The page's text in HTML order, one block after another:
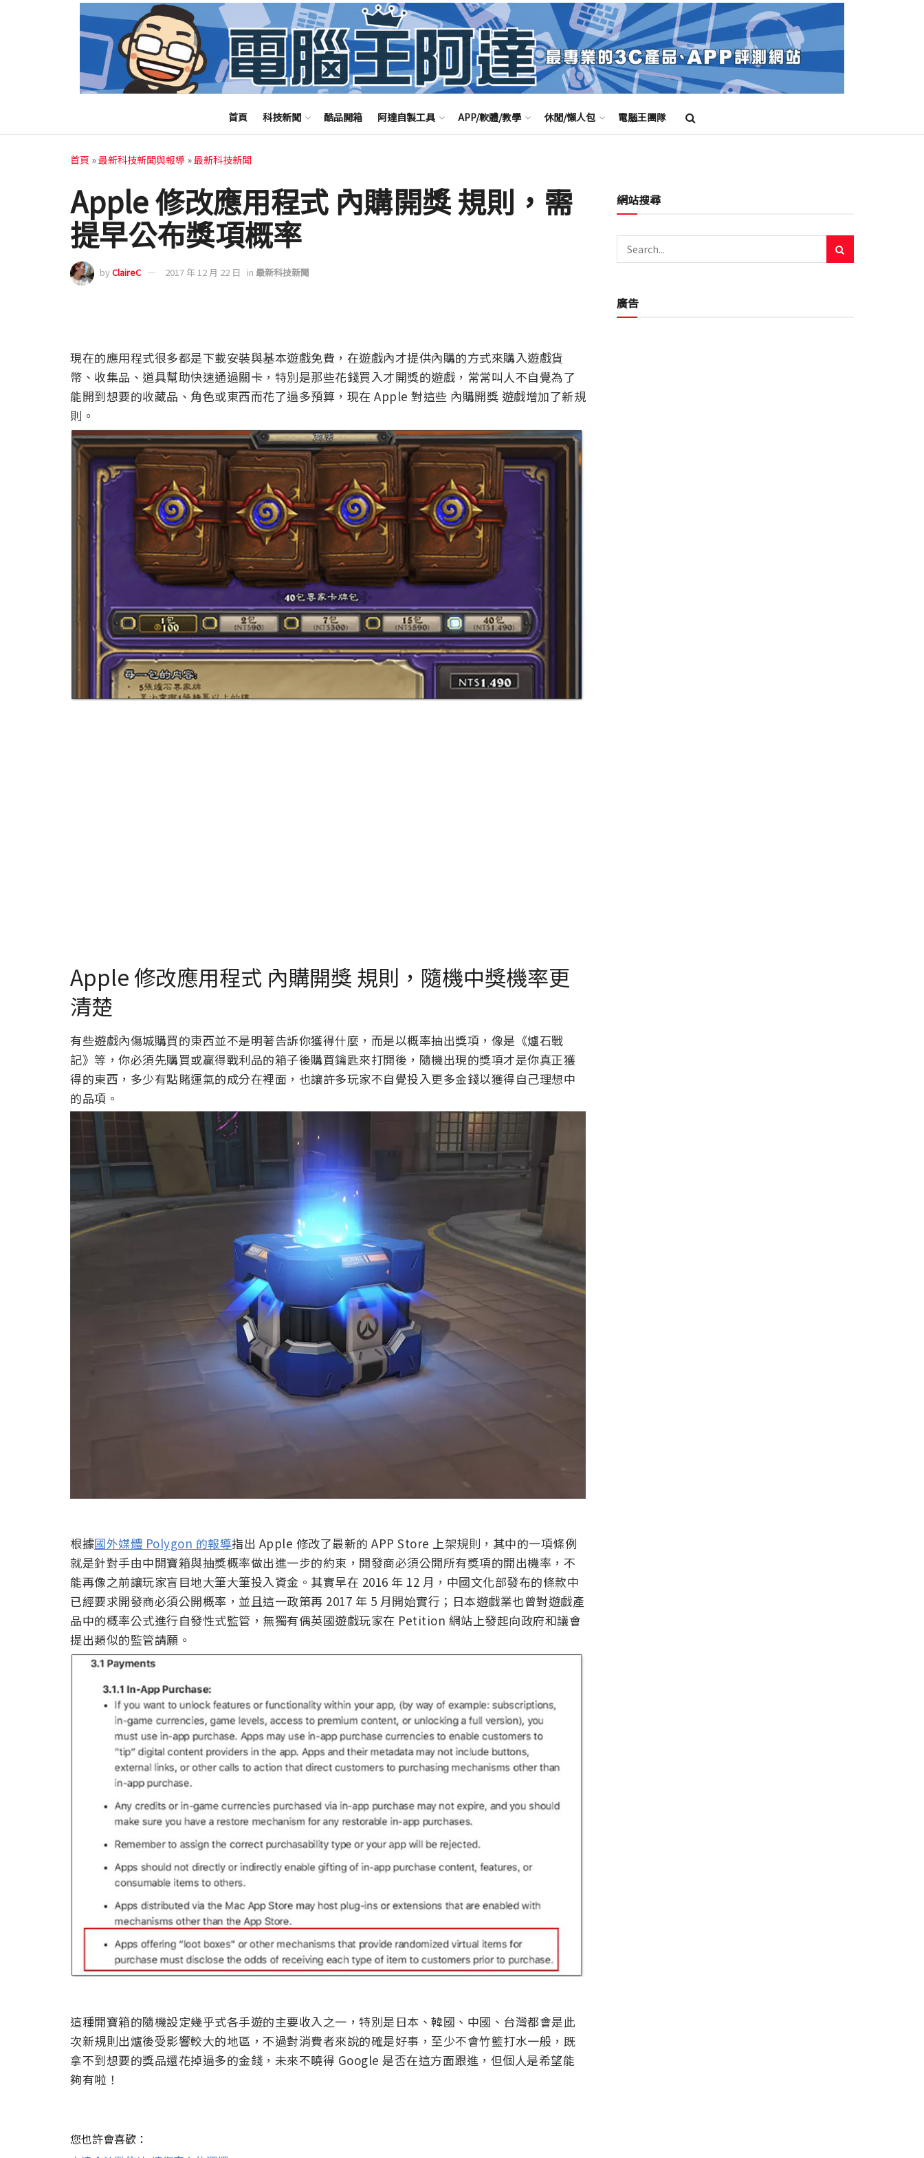
首頁 科技新聞 酷品開箱 阿達自製工具 APP/軟體/教學 休閒/懶人包 電腦王團隊
首頁 »最新科技新聞與報導 »最新科技新聞
Apple 修改應用程式 內購開獎 規則，需
提早公布獎項概率
byClaireC 2017 年 12 月 22 日 in 最新科技新聞
現在的應用程式很多都是下載安裝與基本遊戲免費，在遊戲內才提供內購的方式來購入遊戲貨
幣、收集品、道具幫助快速通過關卡，特別是那些花錢買入才開獎的遊戲，常常叫人不自覺為了
能開到想要的收藏品、角色或東西而花了過多預算，現在 Apple 對這些 內購開獎 遊戲增加了新規
則。
Apple 修改應用程式 內購開獎 規則，隨機中獎機率更
清楚
有些遊戲內傷城購買的東西並不是明著告訴你獲得什麼，而是以概率抽出獎項，像是《爐石戰
記》等，你必須先購買或贏得戰利品的箱子後購買鑰匙來打開後，隨機出現的獎項才是你真正獲
得的東西，多少有點賭運氣的成分在裡面，也讓許多玩家不自覺投入更多金錢以獲得自己理想中
的品項。
根據國外媒體 Polygon 的報導指出 Apple 修改了最新的 APP Store 上架規則，其中的一項條例
就是針對手由中開寶箱與抽獎概率做出進一步的約束，開發商必須公開所有獎項的開出機率，不
能再像之前讓玩家盲目地大筆大筆投入資金。其實早在 2016 年 12 月，中國文化部發布的條款中
已經要求開發商必須公開概率，並且這一政策再 2017 年 5 月開始實行；日本遊戲業也曾對遊戲產
品中的概率公式進行自發性式監管，無獨有偶英國遊戲玩家在 Petition 網站上發起向政府和議會
提出類似的監管請願。
這種開寶箱的隨機設定幾乎式各手遊的主要收入之一，特別是日本、韓國、中國、台灣都會是此
次新規則出爐後受影響較大的地區，不過對消費者來說的確是好事，至少不會竹籃打水一般，既
拿不到想要的獎品還花掉過多的金錢，未來不曉得 Google 是否在這方面跟進，但個人是希望能
夠有啦！
您也許會喜歡：
網站搜尋
廣告